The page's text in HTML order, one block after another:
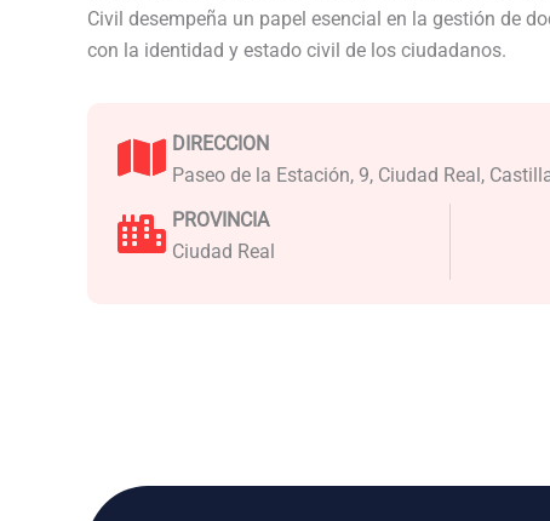
Civil desempeña un papel esencial en la gestión de
con la identidad y estado civil de los ciudadanos.
DIRECCION
Paseo de la Estación, 9, Ciudad Real,
PROVINCIA
Ciudad Real